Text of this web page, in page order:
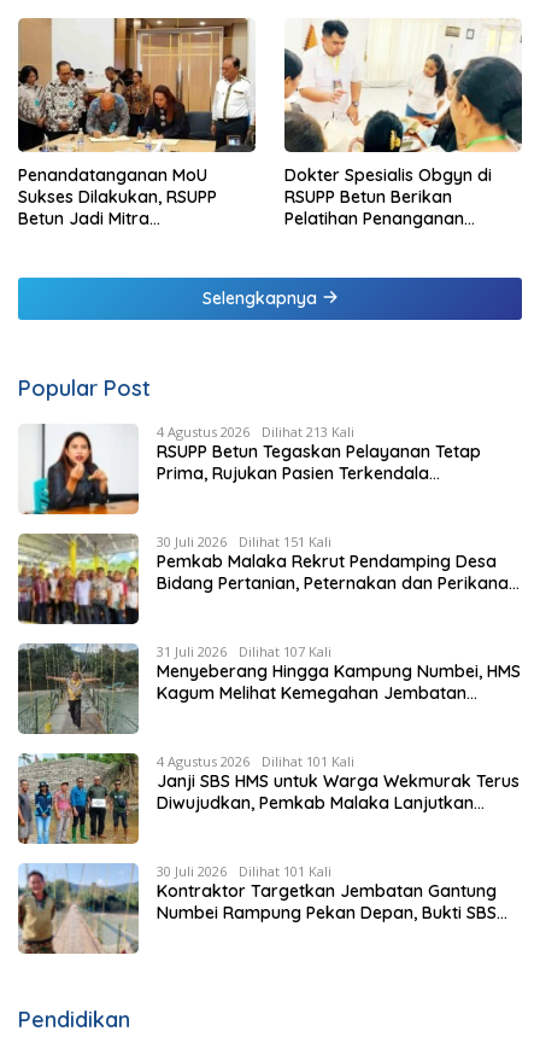
Penandatanganan MoU
Sukses Dilakukan, RSUPP
Betun Jadi Mitra
Dokter Spesialis Obgyn di
RSUPP Betun Berikan
Pelatihan Penanganan
Malaka
Selengkapnya
Popular Post
4 Agustus 2026 Dilihat 213 Kali
RSUPP Betun Tegaskan Pelayanan Tetap
Prima, Rujukan Pasien Terkendala
30 Juli 2026 Dilihat 151 Kali
Pemkab Malaka Rekrut Pendamping Desa
Bidang Pertanian, Peternakan dan Perikanan,
31 Juli 2026 Dilihat 107 Kali
Menyeberang Hingga Kampung Numbei, HMS
Kagum Melihat Kemegahan Jembatan
4 Agustus 2026 Dilihat 101 Kali
Janji SBS HMS untuk Warga Wekmurak Terus
Diwujudkan, Pemkab Malaka Lanjutkan
30 Juli 2026 Dilihat 101 Kali
Kontraktor Targetkan Jembatan Gantung
Numbei Rampung Pekan Depan, Bukti SBS
Pendidikan